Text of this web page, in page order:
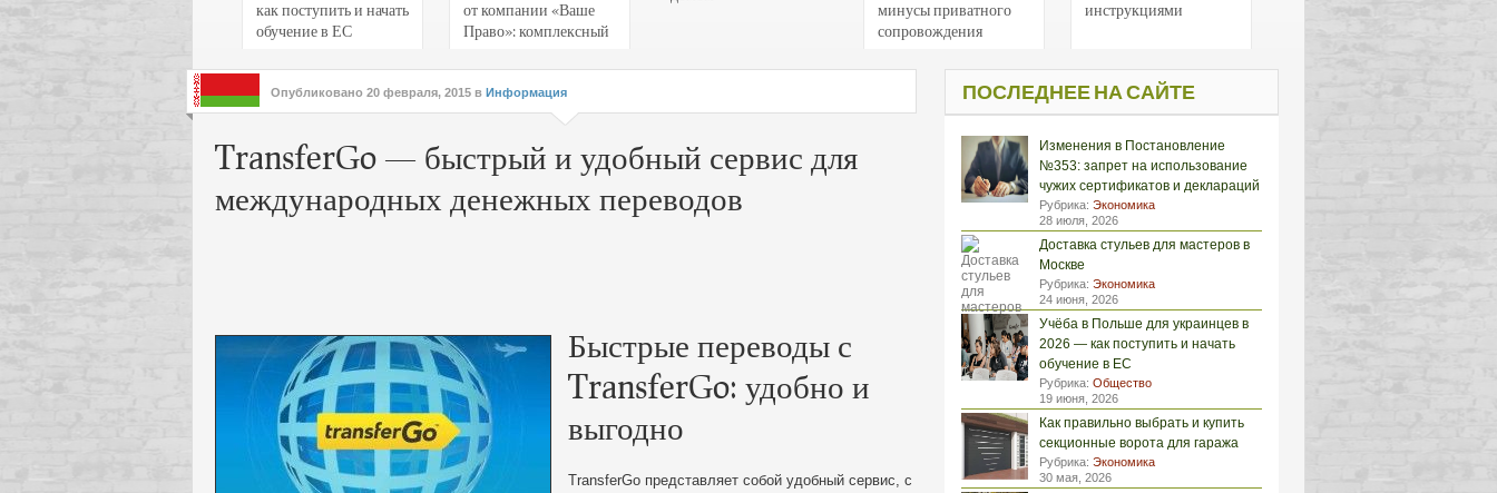
как поступить и начать
обучение в ЕС
от компании «Ваше
Право»: комплексный
интересов клиентов
минусы приватного
сопровождения
инструкциями
Опубликовано 20 февраля, 2015 в Информация
TransferGo — быстрый и удобный сервис для
международных денежных переводов
Быстрые переводы с
TransferGo: удобно и
выгодно
TransferGo представляет собой удобный сервис, с
ПОСЛЕДНЕЕ НА САЙТЕ
Изменения в Постановление
№353: запрет на использование
чужих сертификатов и деклараций
Рубрика: Экономика
28 июля, 2026
Доставка стульев для мастеров в
Москве
Рубрика: Экономика
24 июня, 2026
Учёба в Польше для украинцев в
2026 — как поступить и начать
обучение в ЕС
Рубрика: Общество
19 июня, 2026
Как правильно выбрать и купить
секционные ворота для гаража
Рубрика: Экономика
30 мая, 2026